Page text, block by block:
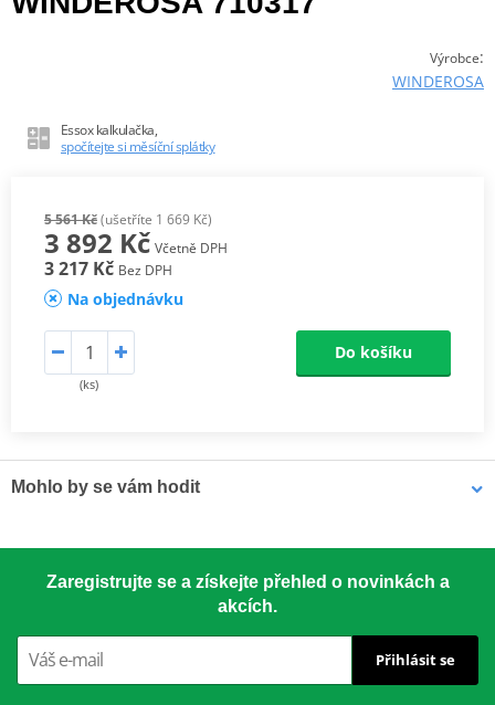
Výrobce:
WINDEROSA
Essox kalkulačka,
spočítejte si měsíční splátky
5 561 Kč(ušetříte 1 669 Kč)
3 892 Kč Včetně DPH
3 217 Kč Bez DPH
Na objednávku
(ks)
Do košíku
Mohlo by se vám hodit
Zaregistrujte se a získejte přehled o novinkách a
akcích.
Přihlásit se